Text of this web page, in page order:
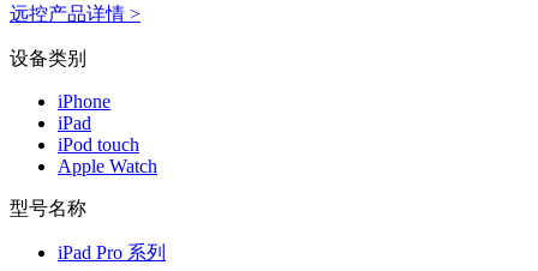
远控产品详情 >
设备类别
iPhone
iPad
iPod touch
Apple Watch
型号名称
iPad Pro 系列